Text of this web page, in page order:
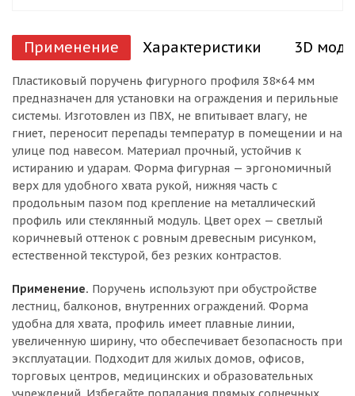
Применение Характеристики 3D
Пластиковый поручень фигурного профиля 38×64 мм
предназначен для установки на ограждения и перильные
системы. Изготовлен из ПВХ, не впитывает влагу, не
гниет, переносит перепады температур в помещении и на
улице под навесом. Материал прочный, устойчив к
истиранию и ударам. Форма фигурная — эргономичный
верх для удобного хвата рукой, нижняя часть с
продольным пазом под крепление на металлический
профиль или стеклянный модуль. Цвет орех — светлый
коричневый оттенок с ровным древесным рисунком,
естественной текстурой, без резких контрастов.
Применение. Поручень используют при обустройстве
лестниц, балконов, внутренних ограждений. Форма
удобна для хвата, профиль имеет плавные линии,
увеличенную ширину, что обеспечивает безопасность при
эксплуатации. Подходит для жилых домов, офисов,
торговых центров, медицинских и образовательных